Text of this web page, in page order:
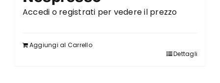
Accedi o registrati per vedere il prezzo
Aggiungi al Carrello
Dettagli